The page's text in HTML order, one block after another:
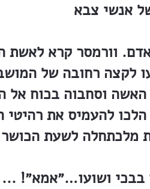
וורמסר קרא לאשת
לקצה רחובה של
וסחבוה בכוח אל
להעמיס את
בבכי ושועו…״אמא״!